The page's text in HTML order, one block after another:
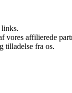
links.
affilierede
tilladelse fra os.